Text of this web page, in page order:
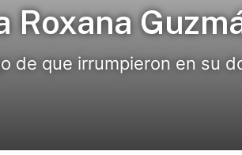
de que irrumpieron en su